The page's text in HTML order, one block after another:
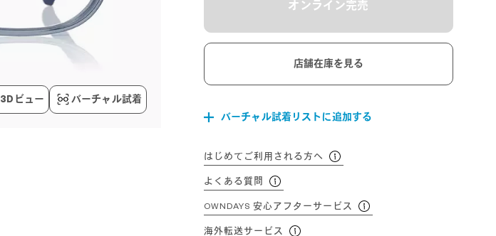
3Dビュー バーチャル試着
オンライン完売
店舗在庫を見る
バーチャル試着リストに追加する
はじめてご利用される方へ
よくある質問
OWNDAYS 安心アフターサービス
海外転送サービス